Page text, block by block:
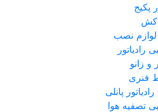
پکیج
نصب
رادیاتور
و زانو
فنری
رادیاتور پانلی
تصفیه هوا